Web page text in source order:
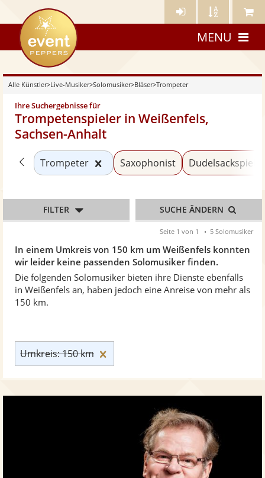
Künstler- Künstler Meine
eventpeppers
MENU
Alle Künstler>Live-Musiker>Solomusiker>Bläser>Trompeter
Ihre Suchergebnisse für
Trompetenspieler in Weißenfels,
Sachsen-Anhalt
In einem Umkreis von 150 km um Weißenfels konnten
wir leider keine passenden Solomusiker finden.
Die folgenden Solomusiker bieten ihre Dienste ebenfalls
in Weißenfels an, haben jedoch eine Anreise von mehr als
150 km.
Zurück zu «Bläser»
Trompeter Kategorie «Trompeter»
Saxophonist Dudelsackspieler
Umkreis: 150 km
FILTER SUCHE ÄNDERN
Seite 1 von 1 5 Solomusiker